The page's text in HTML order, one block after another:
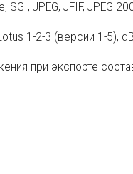
JPEG, JFIF, JPEG
1-2-3 (версии 1-5),
при экспорте